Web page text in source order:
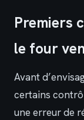
Premiers
le four
Avant
certains
une erreur de